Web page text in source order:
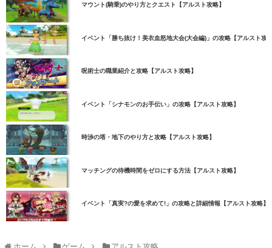
マウント(騎乗)のやり方とクエスト【アルスト攻略】
イベント「勝ち抜け！美衣血怒地大会(大会編)」の攻略【アルスト攻
呪術士の職業紹介と攻略【アルスト攻略】
イベント「シナモンのお手伝い」の攻略【アルスト攻略】
時渉の塔・地下のやり方と攻略【アルスト攻略】
マッチングの待機時間をゼロにする方法【アルスト攻略】
イベント「真実?の愛を求めて!」の攻略と詳細情報【アルスト攻略】